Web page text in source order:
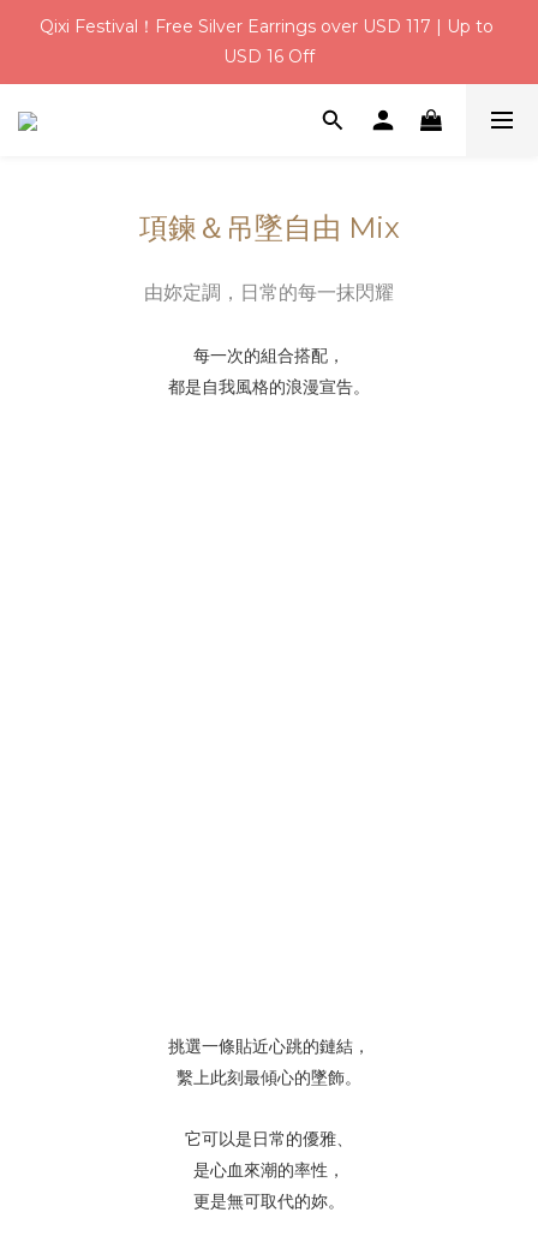
Qixi Festival！Free Silver Earrings over USD 117 | Up to
USD 16 Off
Qixi Festival！Free Silver Earrings over USD 117 | Up to
USD 16 Off
USD 6 Welcome Credit for New Members | Free Gift
USD 16 Off
項鍊＆吊墜自由 Mix
由妳定調，日常的每一抹閃耀
每一次的組合搭配，
都是自我風格的浪漫宣告。
挑選一條貼近心跳的鏈結，
繫上此刻最傾心的墜飾。
它可以是日常的優雅、
是心血來潮的率性，
更是無可取代的妳。